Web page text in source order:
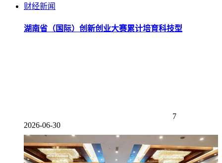
财经新闻
湖南省（国际）创新创业大赛累计培育科技型
7
2026-06-30